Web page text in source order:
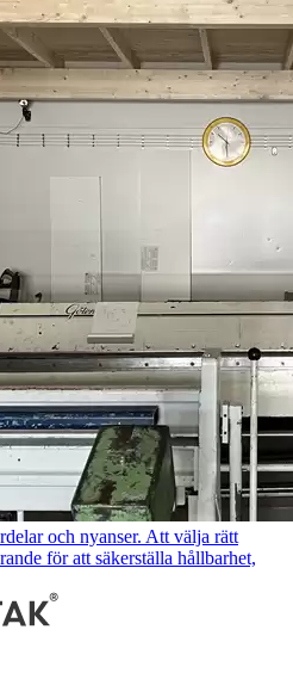
och nyanser. Att välja rätt
för att säkerställa hållbarhet,